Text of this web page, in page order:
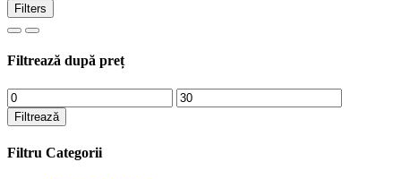
Filters
Filtrează după preț
Preț
minim
Preț
maxim
Filtrează
Filtru Categorii